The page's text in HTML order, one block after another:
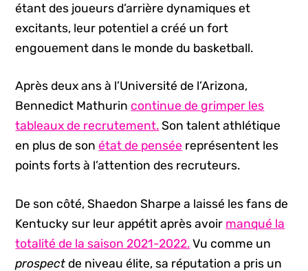
étant des joueurs d’arrière dynamiques et
excitants, leur potentiel a créé un fort
engouement dans le monde du basketball.
Après deux ans à l’Université de l’Arizona,
Bennedict Mathurincontinue de grimper les
tableaux de recrutement. Son talent athlétique
en plus de sonétat de pensée représentent les
points forts à l’attention des recruteurs.
De son côté, Shaedon Sharpe a laissé les fans de
Kentucky sur leur appétit après avoir manqué la
totalité de la saison 2021-2022. Vu comme un
prospectde niveau élite, sa réputation a pris un